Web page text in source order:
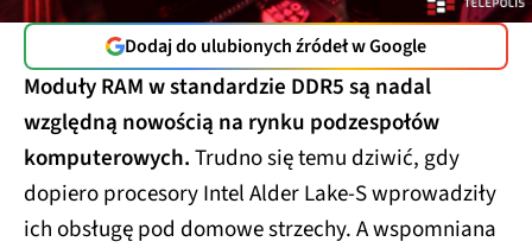
Dodaj do ulubionych źródeł w Google
Moduły RAM w standardzie DDR5 są nadal
względną nowością na rynku podzespołów
komputerowych.Trudno się temu dziwić, gdy
dopiero procesory Intel Alder Lake-S wprowadziły
ich obsługę pod domowe strzechy. A wspomniana